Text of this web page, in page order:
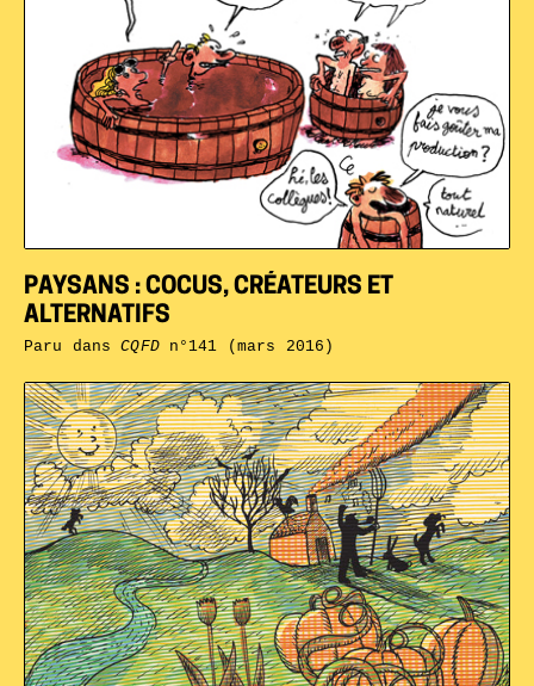
PAYSANS : COCUS, CRÉATEURS ET
ALTERNATIFS
Paru dansCQFDn°141 (mars 2016)